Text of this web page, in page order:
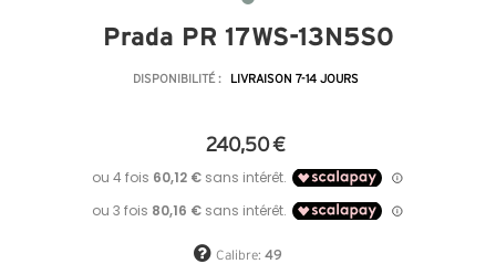
Prada PR 17WS-13N5S0
DISPONIBILITÉ : LIVRAISON 7-14 JOURS
240,50 €
Calibre: 49